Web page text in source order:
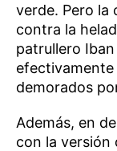
verde. Pero la
contra la
patrullero
efectivamente
demorados
Además, en
con la versión